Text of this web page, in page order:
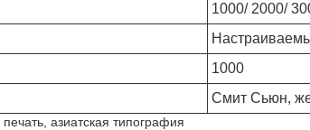
1000/ 2000/
1000
Смит Сьюн,
азиатская типография